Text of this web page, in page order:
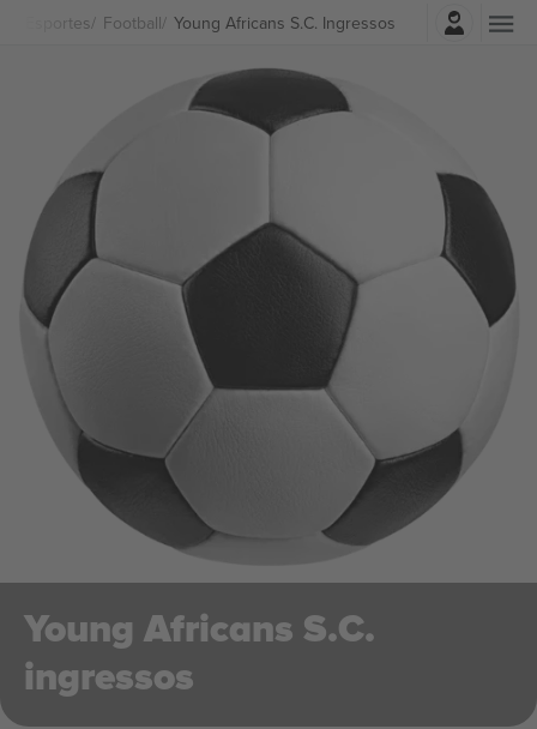
Esportes Football Young Africans S.C. Ingressos
Entrar
Young Africans S.C.
ingressos